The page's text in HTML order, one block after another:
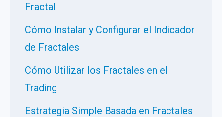
Fractal
Cómo Instalar y Configurar el Indicador
de Fractales
Cómo Utilizar los Fractales en el
Trading
Estrategia Simple Basada en Fractales